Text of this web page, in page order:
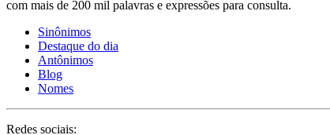
com mais de 200 mil palavras e expressões para consulta.
Sinônimos
Destaque do dia
Antônimos
Blog
Nomes
Redes sociais: